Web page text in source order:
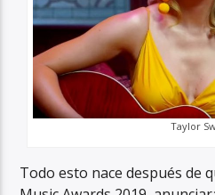
Taylor
Todo esto nace después de